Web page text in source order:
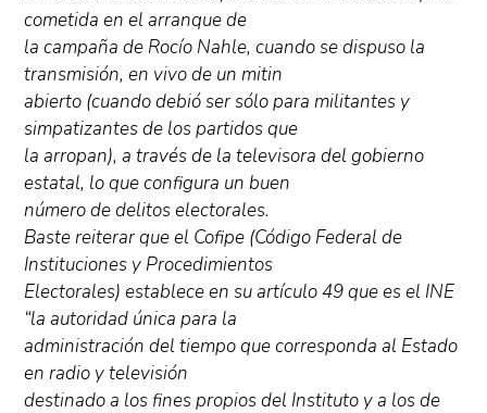
cometida en el arranque de
la campaña de Rocío Nahle, cuando se dispuso la
transmisión, en vivo de un mitin
abierto (cuando debió ser sólo para militantes y
simpatizantes de los partidos que
la arropan), a través de la televisora del gobierno
estatal, lo que configura un buen
número de delitos electorales.
Baste reiterar que el Cofipe (Código Federal de
Instituciones y Procedimientos
Electorales) establece en su artículo 49 que es el INE
“la autoridad única para la
administración del tiempo que corresponda al Estado
en radio y televisión
destinado a los fines propios del Instituto y a los de